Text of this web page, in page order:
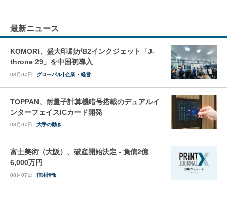
最新ニュース
KOMORI、盛大印刷がB2インクジェット「J-
throne 29」を中国初導入
08月07日 グローバル 企業・経営
TOPPAN、耐量子計算機暗号搭載のデュアルイ
ンターフェイスICカード開発
08月07日 大手の動き
富士美術（大阪）、破産開始決定 - 負債2億
6,000万円
08月07日 信用情報